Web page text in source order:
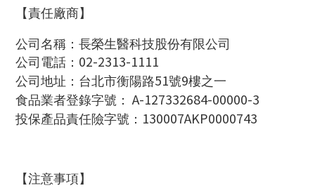
【責任廠商】
公司名稱：長榮生醫科技股份有限公司
公司電話： 02-2313-1111
公司地址：台北市衡陽路51號9樓之一
食品業者登錄字號： A-127332684-00000-3
投保產品責任險字號： 130007AKP0000743
【注意事項】